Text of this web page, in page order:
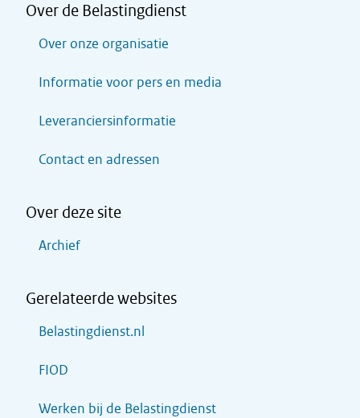
Over de Belastingdienst
Over onze organisatie
Informatie voor pers en media
Leveranciersinformatie
Contact en adressen
Over deze site
Archief
Gerelateerde websites
Belastingdienst.nl
FIOD
Werken bij de Belastingdienst